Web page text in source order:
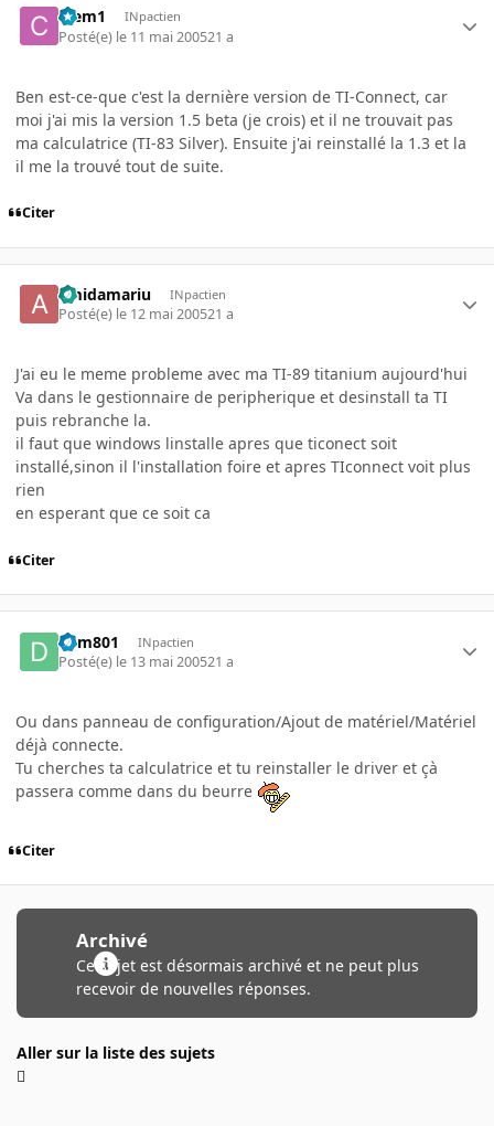
Clem1 INpactien
Posté(e) le 11 mai 200521 a
Ben est-ce-que c'est la dernière version de TI-Connect, car
moi j'ai mis la version 1.5 beta (je crois) et il ne trouvait pas
ma calculatrice (TI-83 Silver). Ensuite j'ai reinstallé la 1.3 et la
il me la trouvé tout de suite.
Citer
amidamariu INpactien
Posté(e) le 12 mai 200521 a
J'ai eu le meme probleme avec ma TI-89 titanium aujourd'hui
Va dans le gestionnaire de peripherique et desinstall ta TI
puis rebranche la.
il faut que windows linstalle apres que ticonect soit
installé,sinon il l'installation foire et apres TIconnect voit plus
rien
en esperant que ce soit ca
Citer
dym801 INpactien
Posté(e) le 13 mai 200521 a
Ou dans panneau de configuration/Ajout de matériel/Matériel
déjà connecte.
Tu cherches ta calculatrice et tu reinstaller le driver et çà
passera comme dans du beurre
Citer
Archivé
Ce sujet est désormais archivé et ne peut plus
recevoir de nouvelles réponses.
Aller sur la liste des sujets